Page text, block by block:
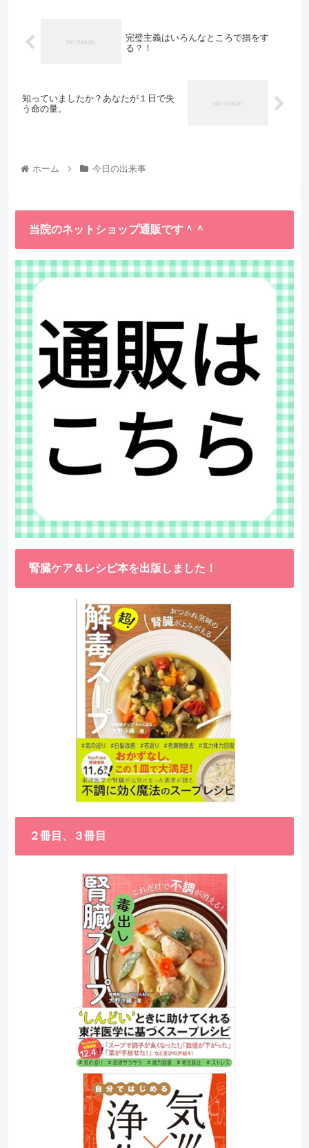
完璧主義はいろんなところで損をす
る？！
知っていましたか？あなたが１日で失
う命の量。
ホーム 今日の出来事
当院のネットショップ通販です＾＾
腎臓ケア＆レシピ本を出版しました！
２冊目、３冊目